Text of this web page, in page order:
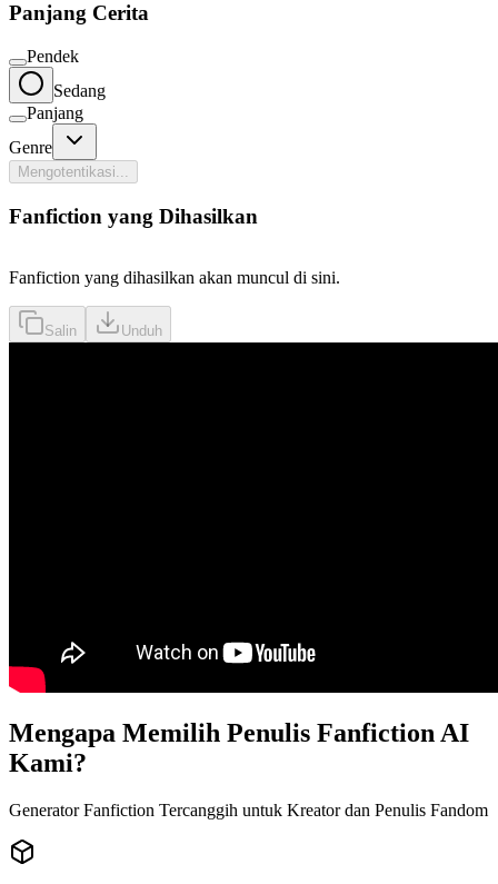
Panjang Cerita
Pendek
Sedang
Panjang
Genre
Mengotentikasi...
Fanfiction yang Dihasilkan
Fanfiction yang dihasilkan akan muncul di sini.
Salin Unduh
Mengapa Memilih Penulis Fanfiction AI
Kami?
Generator Fanfiction Tercanggih untuk Kreator dan Penulis Fandom